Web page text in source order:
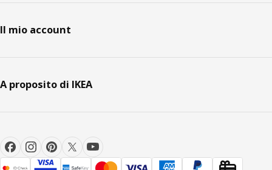
Il mio account
A proposito di IKEA